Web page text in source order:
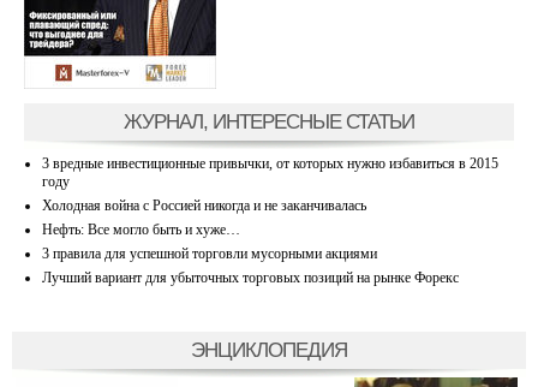
ЖУРНАЛ, ИНТЕРЕСНЫЕ СТАТЬИ
3 вредные инвестиционные привычки, от которых нужно избавиться в 2015
году
Холодная война с Россией никогда и не заканчивалась
Нефть: Все могло быть и хуже…
3 правила для успешной торговли мусорными акциями
Лучший вариант для убыточных торговых позиций на рынке Форекс
ЭНЦИКЛОПЕДИЯ